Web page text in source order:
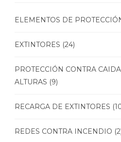
ELEMENTOS DE
EXTINTORES (24)
PROTECCIÓN CONTRA
ALTURAS (9)
RECARGA DE EXTINTORES
REDES CONTRA INCENDIO